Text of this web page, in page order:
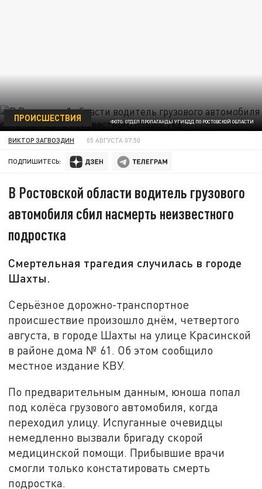
ФОТО: ОТДЕЛ ПРОПАГАНДЫ УГИБДД ПО РОСТОВСКОЙ ОБЛАСТИ
ПРОИСШЕСТВИЯ
ВИКТОР ЗАГВОЗДИН 05 АВГУСТА 07:50
ПОДПИШИТЕСЬ:
В Ростовской области водитель грузового
автомобиля сбил насмерть неизвестного
подростка
Смертельная трагедия случилась в городе
Шахты.
Серьёзное дорожно-транспортное
происшествие произошло днём, четвертого
августа, в городе Шахты на улице Красинской
в районе дома № 61. Об этом сообщило
местное издание КВУ.
По предварительным данным, юноша попал
под колёса грузового автомобиля, когда
переходил улицу. Испуганные очевидцы
немедленно вызвали бригаду скорой
медицинской помощи. Прибывшие врачи
смогли только констатировать смерть
подростка.